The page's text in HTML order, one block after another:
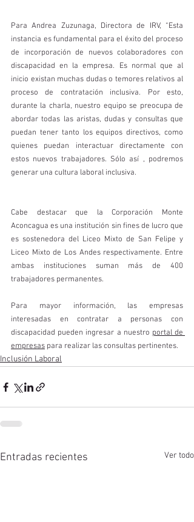
Para Andrea Zuzunaga, Directora de IRV, “Esta
instancia es fundamental para el éxito del proceso
de incorporación de nuevos colaboradores con
discapacidad en la empresa. Es normal que al
inicio existan muchas dudas o temores relativos al
proceso de contratación inclusiva. Por esto,
durante la charla, nuestro equipo se preocupa de
abordar todas las aristas, dudas y consultas que
puedan tener tanto los equipos directivos, como
quienes puedan interactuar directamente con
estos nuevos trabajadores. Sólo así , podremos
generar una cultura laboral inclusiva.
Cabe destacar que la Corporación Monte
Aconcagua es una institución sin fines de lucro que
es sostenedora del Liceo Mixto de San Felipe y
Liceo Mixto de Los Andes respectivamente. Entre
ambas instituciones suman más de 400
trabajadores permanentes.
Para mayor información, las empresas
interesadas en contratar a personas con
discapacidad pueden ingresar a nuestro portal de
empresas para realizar las consultas pertinentes.
Inclusión Laboral
Entradas recientes Ver todo